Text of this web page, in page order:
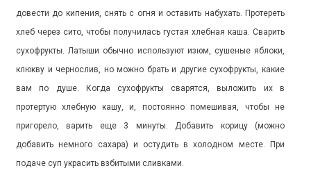
довести до кипения, снять с огня и оставить набухать. Протереть
хлеб через сито, чтобы получилась густая хлебная каша. Сварить
сухофрукты. Латыши обычно используют изюм, сушеные яблоки,
клюкву и чернослив, но можно брать и другие сухофрукты, какие
вам по душе. Когда сухофрукты сварятся, выложить их в
протертую хлебную кашу, и, постоянно помешивая, чтобы не
пригорело, варить еще 3 минуты. Добавить корицу (можно
добавить немного сахара) и остудить в холодном месте. При
подаче суп украсить взбитыми сливками.